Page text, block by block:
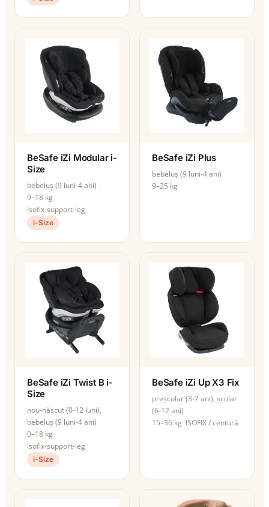
BeSafe iZi Modular i-
Size
bebeluș (9 luni-4 ani)
9–18 kg
isofix-support-leg
i-Size
BeSafe iZi Plus
bebeluș (9 luni-4 ani)
9–25 kg
BeSafe iZi Twist B i-
Size
nou-născut (0-12 luni),
bebeluș (9 luni-4 ani)
0–18 kg
isofix-support-leg
i-Size
BeSafe iZi Up X3 Fix
preșcolar (3-7 ani), școlar
(6-12 ani)
15–36 kg ISOFIX / centură